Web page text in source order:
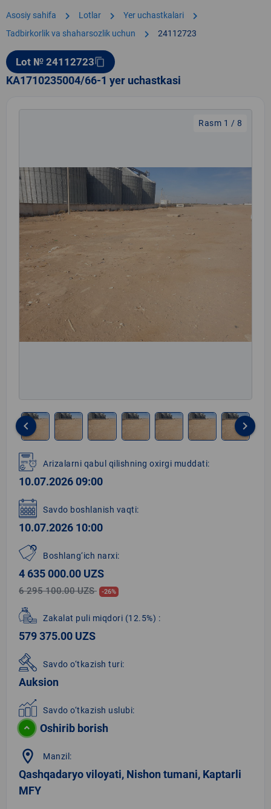
Asosiy sahifa chevron_right Lotlar chevron_right Yer uchastkalari chevron_right
Tadbirkorlik va shaharsozlik uchun chevron_right 24112723
Lot № 24112723content_copy
KA1710235004/66-1 yer uchastkasi
Rasm 1 / 8
1
of
8
keyboard_arrow_left keyboard_arrow_right
Arizalarni qabul qilishning oxirgi muddati:
10.07.2026 09:00
Savdo boshlanish vaqti:
10.07.2026 10:00
Boshlang‘ich narxi:
4 635 000.00 UZS
6 295 100.00 UZS -26%
Zakalat puli miqdori (12.5%) :
579 375.00 UZS
Savdo o‘tkazish turi:
Auksion
Savdo o‘tkazish uslubi:
Oshirib borish
location_on Manzil:
Qashqadaryo viloyati, Nishon tumani, Kaptarli
MFY